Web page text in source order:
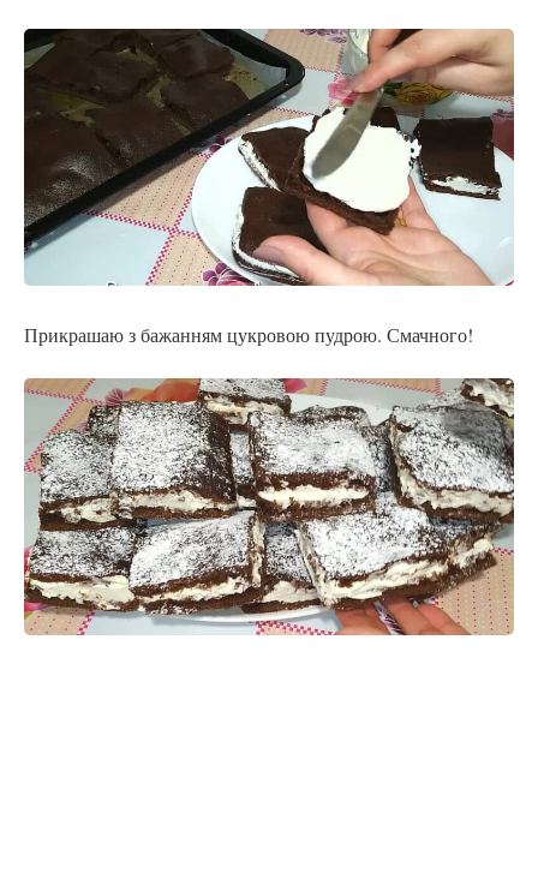
Прикрашаю з бажанням цукровою пудрою. Смачного!